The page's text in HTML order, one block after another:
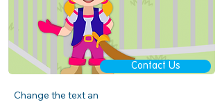
Contact Us
Change the text an